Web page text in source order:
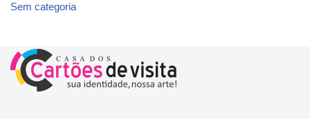
Sem categoria